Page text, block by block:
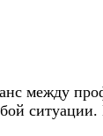
между